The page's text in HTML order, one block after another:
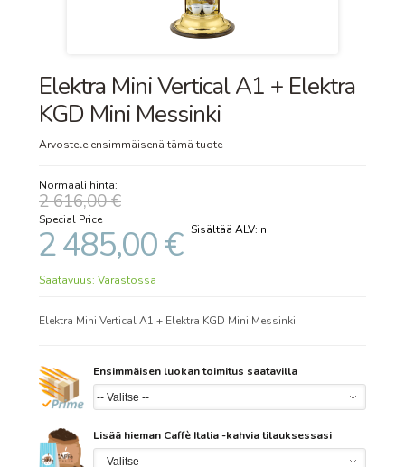
Elektra Mini Vertical A1 + Elektra
KGD Mini Messinki
Arvostele ensimmäisenä tämä tuote
Normaali hinta:
2 616,00 €
Special Price
2 485,00 €
Saatavuus: Varastossa
Elektra Mini Vertical A1 + Elektra KGD Mini Messinki
Ensimmäisen luokan toimitus saatavilla
Lisää hieman Caffè Italia -kahvia tilauksessasi